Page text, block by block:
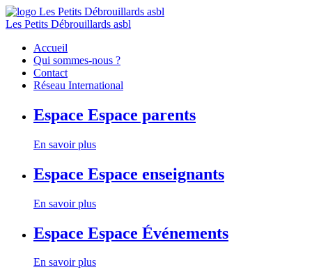
Les Petits Débrouillards asbl
Accueil
Qui sommes-nous ?
Contact
Réseau International
Espace Espace parents
En savoir plus
Espace Espace enseignants
En savoir plus
Espace Espace Événements
En savoir plus